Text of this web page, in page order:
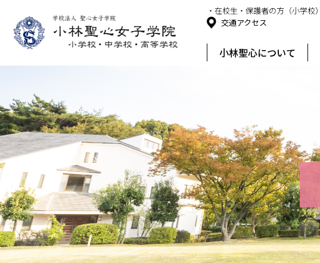
・在校生・保護者の方（小学校）
交通アクセス
小林聖心について